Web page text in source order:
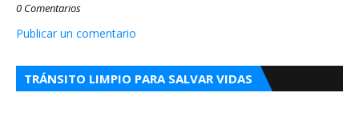
0 Comentarios
Publicar un comentario
TRÁNSITO LIMPIO PARA SALVAR VIDAS